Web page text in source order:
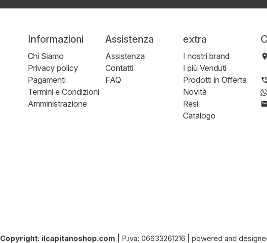
Informazioni
Chi Siamo
Privacy policy
Pagamenti
Termini e Condizioni
Amministrazione
Assistenza
Assistenza
Contatti
FAQ
extra
I nostri brand
I più Venduti
Prodotti in Offerta
Novità
Resi
Catalogo
Copyright: ilcapitanoshop.com P.iva: 06633261216 powered and